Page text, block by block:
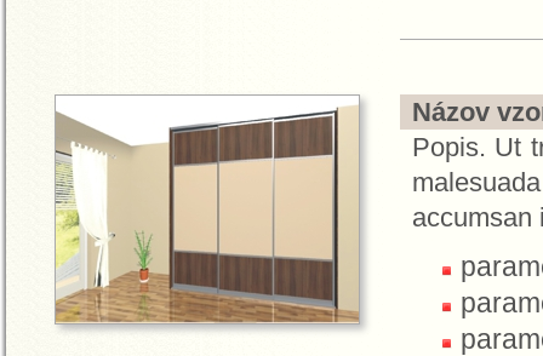
Názov
Popis. Ut
accumsan